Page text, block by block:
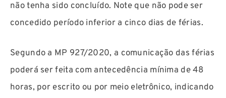
não tenha sido concluído. Note que não pode ser
concedido período inferior a cinco dias de férias.
Segundo a MP 927/2020, a comunicação das férias
poderá ser feita com antecedência mínima de 48
horas, por escrito ou por meio eletrônico, indicando